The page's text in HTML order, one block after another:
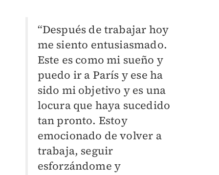
“Después de trabajar hoy
me siento entusiasmado.
Este es como mi sueño y
puedo ir a París y ese ha
sido mi objetivo y es una
locura que haya sucedido
tan pronto. Estoy
emocionado de volver a
trabaja, seguir
esforzándome y